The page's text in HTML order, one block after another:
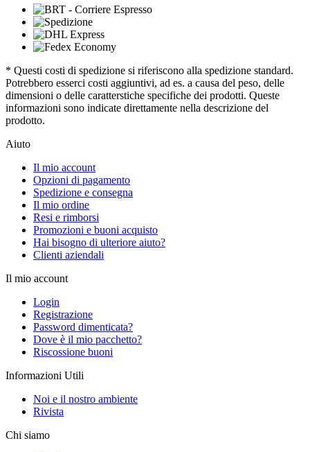
* Questi costi di spedizione si riferiscono alla spedizione standard.
Potrebbero esserci costi aggiuntivi, ad es. a causa del peso, delle
dimensioni o delle caratterstiche specifiche dei prodotti. Queste
informazioni sono indicate direttamente nella descrizione del
prodotto.
Aiuto
Il mio account
Opzioni di pagamento
Spedizione e consegna
Il mio ordine
Resi e rimborsi
Promozioni e buoni acquisto
Hai bisogno di ulteriore aiuto?
Clienti aziendali
Il mio account
Login
Registrazione
Password dimenticata?
Dove è il mio pacchetto?
Riscossione buoni
Informazioni Utili
Noi e il nostro ambiente
Rivista
Chi siamo